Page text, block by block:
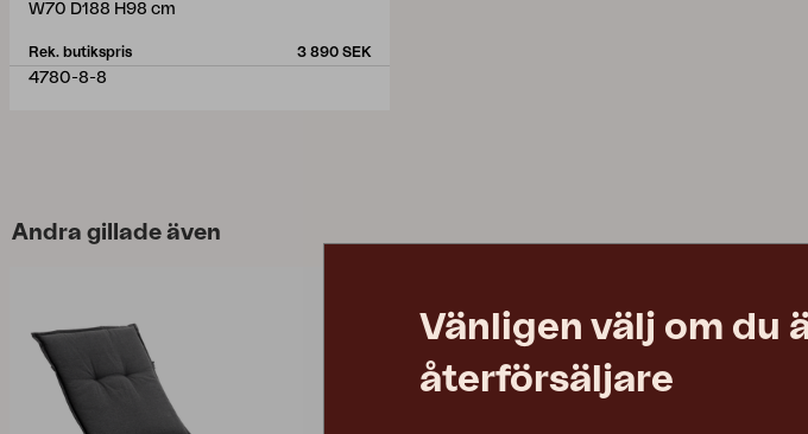
W70 D188 H98 cm
Rek. butikspris 3 890 SEK
4780-8-8
Andra gillade även
Vänligen välj om du
återförsäljare